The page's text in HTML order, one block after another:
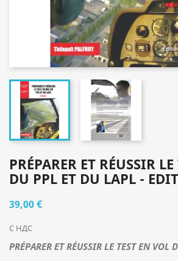
PRÉPARER ET RÉUSSIR
DU PPL ET DU LAPL -
39,00 €
С НДС
PRÉPARER ET RÉUSSIR LE TEST EN VOL